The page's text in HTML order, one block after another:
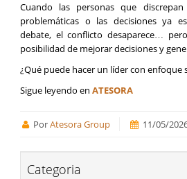
Cuando las personas que
problemáticas o las decisiones ya
debate, el conflicto desaparece…
posibilidad de mejorar decisiones y
¿Qué puede hacer un líder con enfoque
Sigue leyendo en ATESORA
PorAtesora Group 11/05/
Categoria